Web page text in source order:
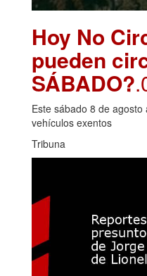
Hoy No
pueden
SÁBADO?
Este sábado 8 de
vehículos exentos
Tribuna